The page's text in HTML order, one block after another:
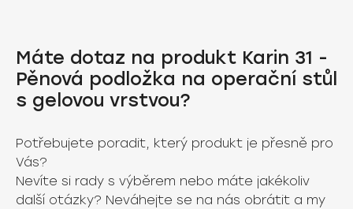
Máte dotaz na produkt Karin 31 -
Pěnová podložka na operační stůl
s gelovou vrstvou?
Potřebujete poradit, který produkt je přesně pro
Vás?
Nevíte si rady s výběrem nebo máte jakékoliv
další otázky? Neváhejte se na nás obrátit a my